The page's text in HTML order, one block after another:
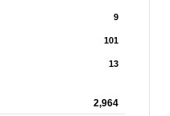
9
101
13
2,964